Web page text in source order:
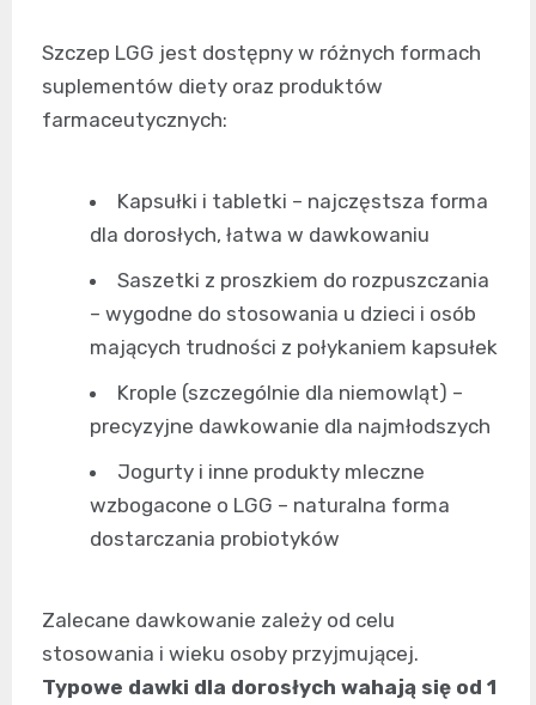
Szczep LGG jest dostępny w różnych formach
suplementów diety oraz produktów
farmaceutycznych:
Kapsułki i tabletki – najczęstsza forma
dla dorosłych, łatwa w dawkowaniu
Saszetki z proszkiem do rozpuszczania
– wygodne do stosowania u dzieci i osób
mających trudności z połykaniem kapsułek
Krople (szczególnie dla niemowląt) –
precyzyjne dawkowanie dla najmłodszych
Jogurty i inne produkty mleczne
wzbogacone o LGG – naturalna forma
dostarczania probiotyków
Zalecane dawkowanie zależy od celu
stosowania i wieku osoby przyjmującej.
Typowe dawki dla dorosłych wahają się od 1